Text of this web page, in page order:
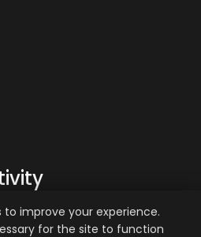
to improve your experience.
for the site to function